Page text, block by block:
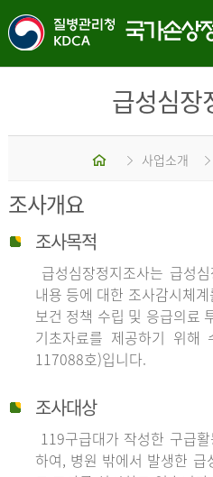
급성심장
홈 사업소개
조사개요
조사목적
급성심장정지조사는 급성
내용 등에 대한 조사감시체
보건 정책 수립 및 응급의료
기초자료를 제공하기 위해
117088호)입니다.
조사대상
119구급대가 작성한 구급
하여, 병원 밖에서 발생한